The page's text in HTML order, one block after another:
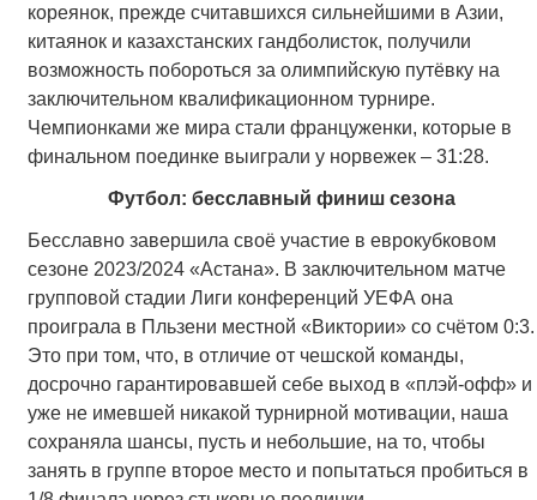
кореянок, прежде считавшихся сильнейшими в Азии,
китаянок и казахстанских гандболисток, получили
возможность побороться за олимпийскую путёвку на
заключительном квалификационном турнире.
Чемпионками же мира стали француженки, которые в
финальном поединке выиграли у норвежек – 31:28.
Футбол: бесславный финиш сезона
Бесславно завершила своё участие в еврокубковом
сезоне 2023/2024 «Астана». В заключительном матче
групповой стадии Лиги конференций УЕФА она
проиграла в Пльзени местной «Виктории» со счётом 0:3.
Это при том, что, в отличие от чешской команды,
досрочно гарантировавшей себе выход в «плэй-офф» и
уже не имевшей никакой турнирной мотивации, наша
сохраняла шансы, пусть и небольшие, на то, чтобы
занять в группе второе место и попытаться пробиться в